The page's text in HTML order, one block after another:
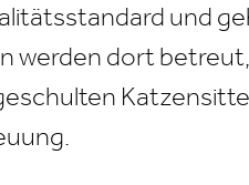
und
werden dort